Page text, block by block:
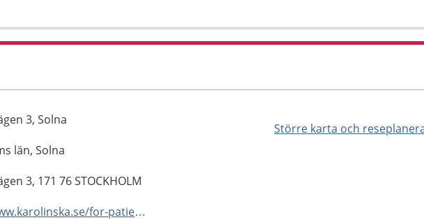
Större karta och
3, Solna
län, Solna
3, 171 76 STOCKHOLM
https://www.karolinska.se/for-patienter/alla-mottagningar-och-avdelningar-a-o/tema-cancer/hematologi/hematologi-mottagning-solna/